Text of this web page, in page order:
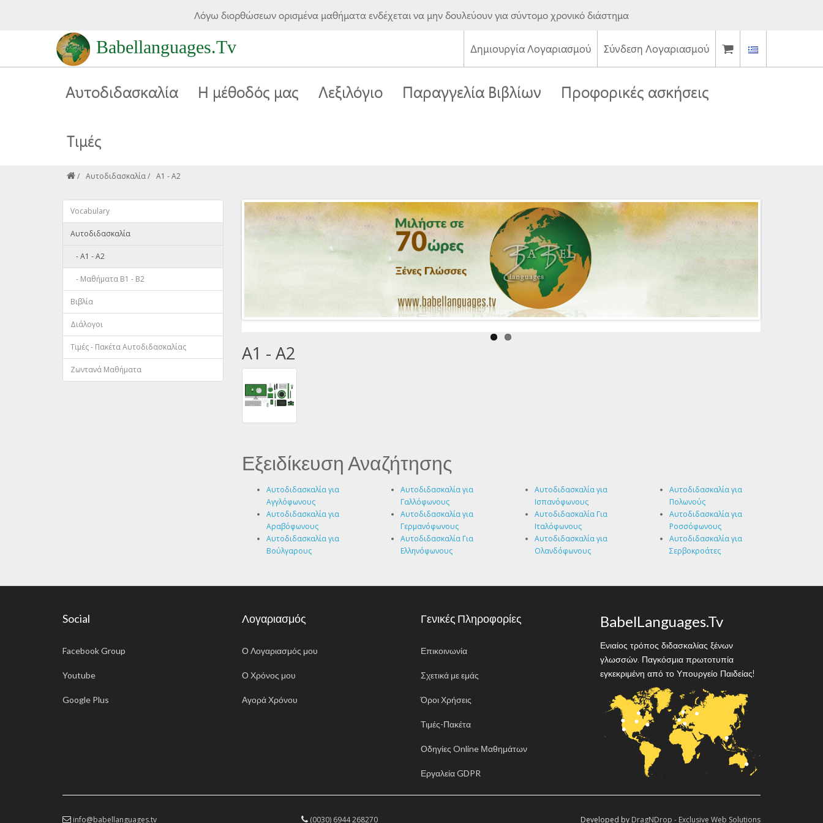
Λόγω διορθώσεων ορισμένα μαθήματα ενδέχεται να μην δουλεύουν για σύντομο χρονικό διάστημα
Babellanguages.Tv Δημιουργία Λογαριασμού Σύνδεση Λογαριασμού
Αυτοδιδασκαλία Η μέθοδός μας Λεξιλόγιο Παραγγελία Βιβλίων Προφορικές ασκήσεις
Τιμές
Αυτοδιδασκαλία A1 - A2
Vocabulary
Αυτοδιδασκαλία
- A1 - A2
- Μαθήματα B1 - B2
Βιβλία
Διάλογοι
Τιμές - Πακέτα Αυτοδιδασκαλίας
Ζωντανά Μαθήματα
A1 - A2
Εξειδίκευση Αναζήτησης
Αυτοδιδασκαλία για
Αγγλόφωνους
Αυτοδιδασκαλία για
Αραβόφωνους
Αυτοδιδασκαλία για
Βούλγαρους
Αυτοδιδασκαλία για
Γαλλόφωνους
Αυτοδιδασκαλία για
Γερμανόφωνους
Αυτοδιδασκαλία Για
Ελληνόφωνους
Αυτοδιδασκαλία για
Ισπανόφωνους
Αυτοδιδασκαλία Για
Ιταλόφωνους
Αυτοδιδασκαλία για
Ολανδόφωνους
Αυτοδιδασκαλία για
Πολωνούς
Αυτοδιδασκαλία για
Ροσσόφωνους
Αυτοδιδασκαλία για
Σερβοκροάτες
Social
Facebook Group
Youtube
Google Plus
Λογαριασμός
Ο Λογαριασμός μου
Ο Χρόνος μου
Αγορά Χρόνου
Γενικές Πληροφορίες
Επικοινωνία
Σχετικά με εμάς
Όροι Χρήσεις
Τιμές-Πακέτα
Οδηγίες Online Μαθημάτων
Εργαλεία GDPR
BabelLanguages.Tv
Ενιαίος τρόπος διδασκαλίας ξένων
γλωσσών. Παγκόσμια πρωτοτυπία
εγκεκριμένη από το Υπουργείο Παιδείας!
info@babellanguages.tv (0030) 6944 268270 Developed by DragNDrop - Exclusive Web Solutions